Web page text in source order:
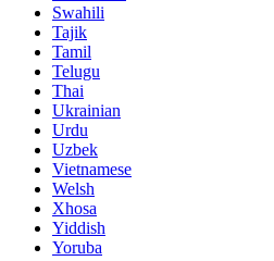
Swahili
Tajik
Tamil
Telugu
Thai
Ukrainian
Urdu
Uzbek
Vietnamese
Welsh
Xhosa
Yiddish
Yoruba